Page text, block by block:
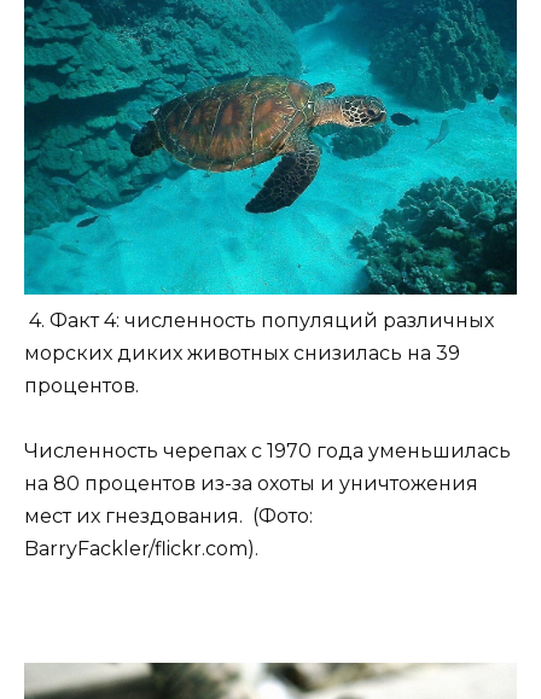
4. Факт 4: численность популяций различных
морских диких животных снизилась на 39
процентов.
Численность черепах с 1970 года уменьшилась
на 80 процентов из-за охоты и уничтожения
мест их гнездования. (Фото:
BarryFackler/flickr.com).